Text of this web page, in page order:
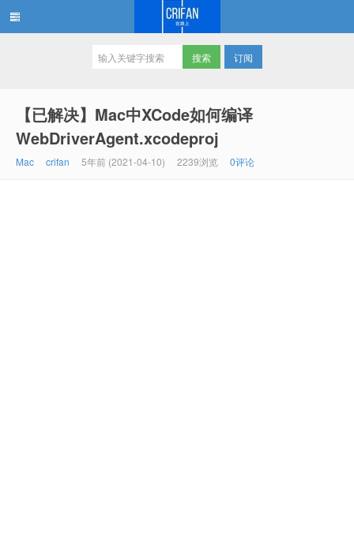
订阅
【已解决】Mac中XCode如何编译
WebDriverAgent.xcodeproj
Mac crifan 5年前 (2021-04-10) 2239浏览 0评论